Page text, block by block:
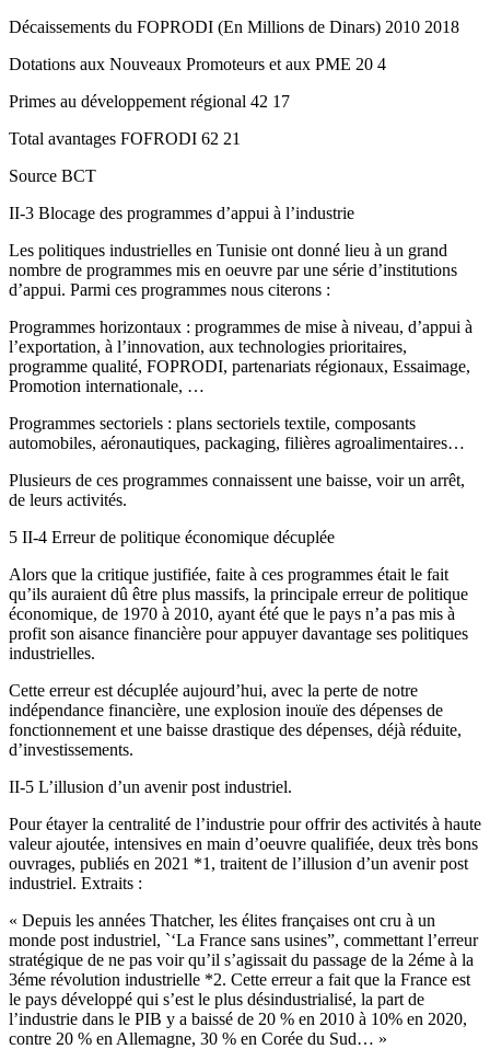
Décaissements du FOPRODI (En Millions de Dinars) 2010 2018
Dotations aux Nouveaux Promoteurs et aux PME 20 4
Primes au développement régional 42 17
Total avantages FOFRODI 62 21
Source BCT
II-3 Blocage des programmes d’appui à l’industrie
Les politiques industrielles en Tunisie ont donné lieu à un grand
nombre de programmes mis en oeuvre par une série d’institutions
d’appui. Parmi ces programmes nous citerons :
Programmes horizontaux : programmes de mise à niveau, d’appui à
l’exportation, à l’innovation, aux technologies prioritaires,
programme qualité, FOPRODI, partenariats régionaux, Essaimage,
Promotion internationale, …
Programmes sectoriels : plans sectoriels textile, composants
automobiles, aéronautiques, packaging, filières agroalimentaires…
Plusieurs de ces programmes connaissent une baisse, voir un arrêt,
de leurs activités.
5 II-4 Erreur de politique économique décuplée
Alors que la critique justifiée, faite à ces programmes était le fait
qu’ils auraient dû être plus massifs, la principale erreur de politique
économique, de 1970 à 2010, ayant été que le pays n’a pas mis à
profit son aisance financière pour appuyer davantage ses politiques
industrielles.
Cette erreur est décuplée aujourd’hui, avec la perte de notre
indépendance financière, une explosion inouïe des dépenses de
fonctionnement et une baisse drastique des dépenses, déjà réduite,
d’investissements.
II-5 L’illusion d’un avenir post industriel.
Pour étayer la centralité de l’industrie pour offrir des activités à haute
valeur ajoutée, intensives en main d’oeuvre qualifiée, deux très bons
ouvrages, publiés en 2021 *1, traitent de l’illusion d’un avenir post
industriel. Extraits :
« Depuis les années Thatcher, les élites françaises ont cru à un
monde post industriel, `‘La France sans usines”, commettant l’erreur
stratégique de ne pas voir qu’il s’agissait du passage de la 2éme à la
3éme révolution industrielle *2. Cette erreur a fait que la France est
le pays développé qui s’est le plus désindustrialisé, la part de
l’industrie dans le PIB y a baissé de 20 % en 2010 à 10% en 2020,
contre 20 % en Allemagne, 30 % en Corée du Sud… »